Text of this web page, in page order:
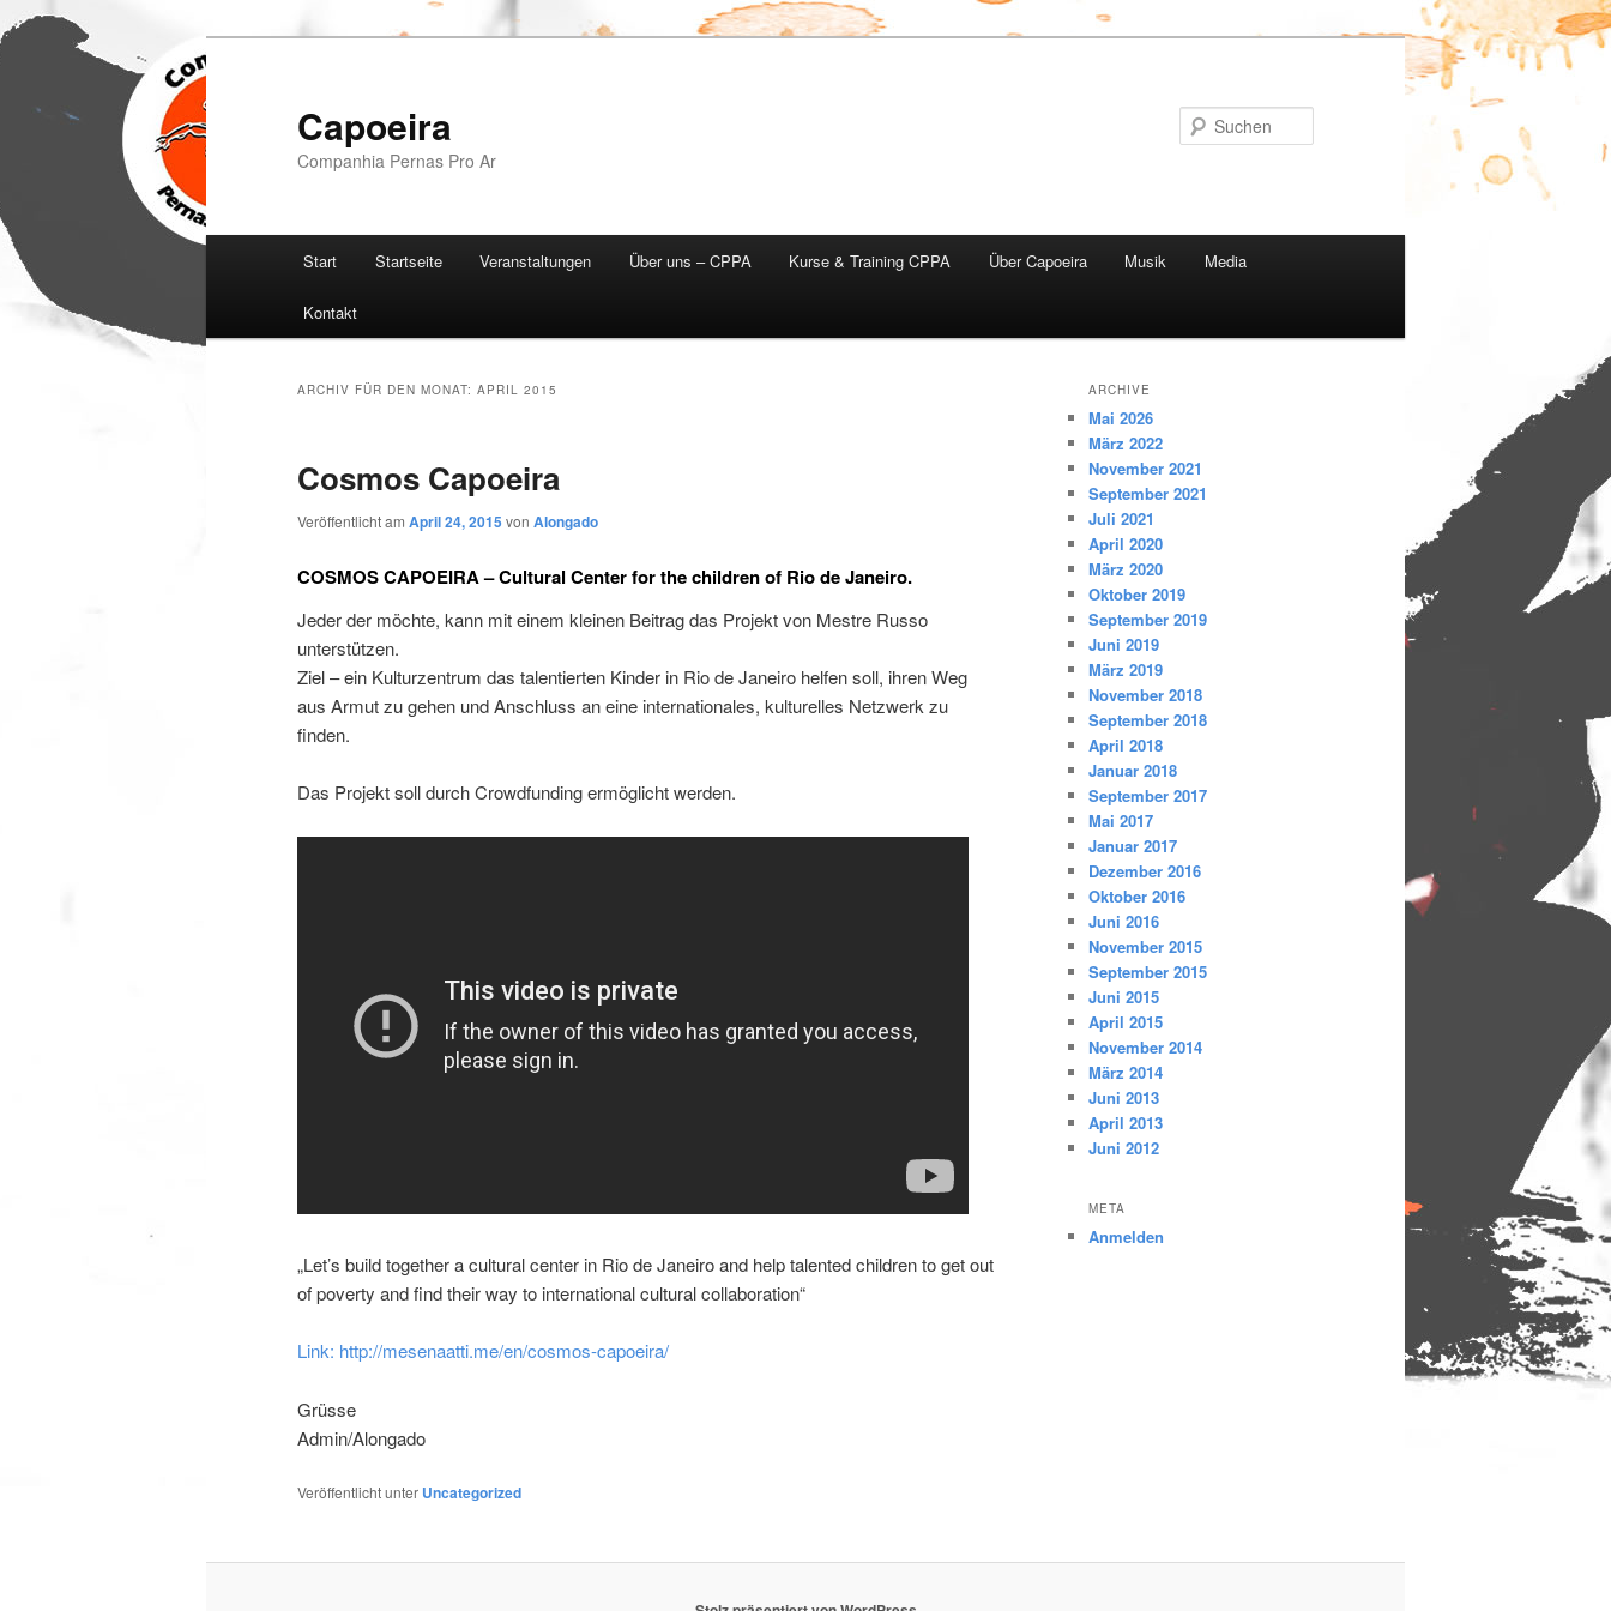
Zum
wechseln
Zum
Inhalt
Capoeira
Companhia Pernas Pro Ar
Start Startseite Veranstaltungen Über uns – CPPA Kurse & Training CPPA Über Capoeira Musik Media
Kontakt
ARCHIV FÜR DEN MONAT: APRIL 2015
Cosmos Capoeira
Veröffentlicht am April 24, 2015 von Alongado
COSMOS CAPOEIRA – Cultural Center for the children of Rio de Janeiro.
Jeder der möchte, kann mit einem kleinen Beitrag das Projekt von Mestre Russo
unterstützen.
Ziel – ein Kulturzentrum das talentierten Kinder in Rio de Janeiro helfen soll, ihren Weg
aus Armut zu gehen und Anschluss an eine internationales, kulturelles Netzwerk zu
finden.
Das Projekt soll durch Crowdfunding ermöglicht werden.
„Let’s build together a cultural center in Rio de Janeiro and help talented children to get out
of poverty and find their way to international cultural collaboration“
Link: http://mesenaatti.me/en/cosmos-capoeira/
Grüsse
Admin/Alongado
Veröffentlicht unter Uncategorized
ARCHIVE
Mai 2026
März 2022
November 2021
September 2021
Juli 2021
April 2020
März 2020
Oktober 2019
September 2019
Juni 2019
März 2019
November 2018
September 2018
April 2018
Januar 2018
September 2017
Mai 2017
Januar 2017
Dezember 2016
Oktober 2016
Juni 2016
November 2015
September 2015
Juni 2015
April 2015
November 2014
März 2014
Juni 2013
April 2013
Juni 2012
META
Anmelden